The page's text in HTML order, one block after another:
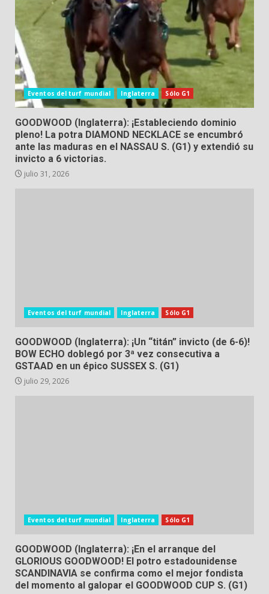
Eventos del turf mundial Inglaterra Sólo G1
GOODWOOD (Inglaterra): ¡Estableciendo dominio
pleno! La potra DIAMOND NECKLACE se encumbró
ante las maduras en el NASSAU S. (G1) y extendió su
invicto a 6 victorias.
julio 31, 2026
Eventos del turf mundial Inglaterra Sólo G1
GOODWOOD (Inglaterra): ¡Un “titán” invicto (de 6-6)!
BOW ECHO doblegó por 3ª vez consecutiva a
GSTAAD en un épico SUSSEX S. (G1)
julio 29, 2026
Eventos del turf mundial Inglaterra Sólo G1
GOODWOOD (Inglaterra): ¡En el arranque del
GLORIOUS GOODWOOD! El potro estadounidense
SCANDINAVIA se confirma como el mejor fondista
del momento al galopar el GOODWOOD CUP S. (G1)